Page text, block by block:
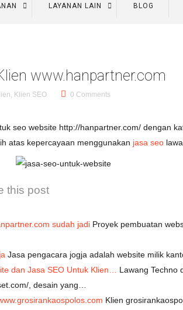
LAYANAN LAIN BLOG
www.hanpartner.com
, Klien SEO 0 Comments
seo website http://hanpartner.com/ dengan
atas kepercayaan menggunakan jasa seo
this post
sudah jadi Proyek pembuatan
Jasa pengacara jogja adalah website milik
dan Jasa SEO Untuk Klien…
Lawang Techno
, desain yang…
Klien